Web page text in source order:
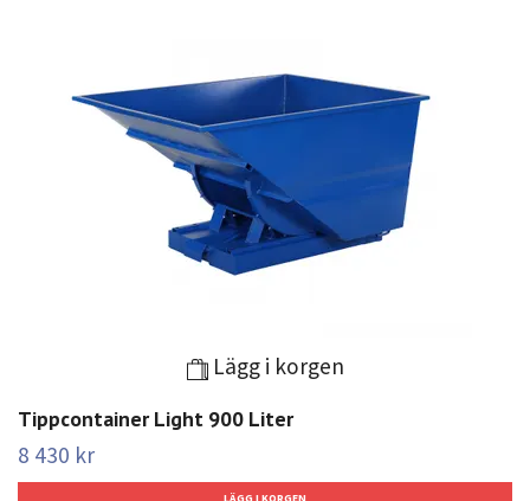
Lägg i korgen
Tippcontainer Light 900 Liter
8 430 kr